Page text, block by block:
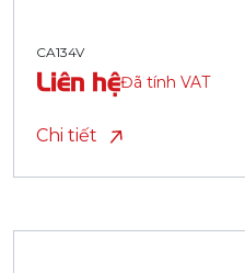
CA134V
Liên hệĐã tính VAT
Chi tiết